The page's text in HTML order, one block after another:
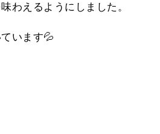
わえるようにしました。
います💦